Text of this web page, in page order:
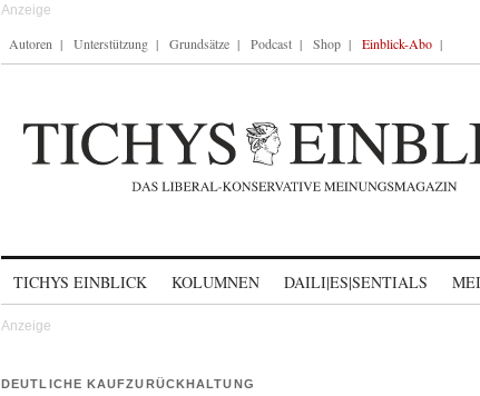
Autoren Unterstützung Grundsätze Podcast Shop Einblick-Abo
TICHYS EINBLICK KOLUMNEN DAILI|ES|SENTIALS
DEUTLICHE KAUFZURÜCKHALTUNG